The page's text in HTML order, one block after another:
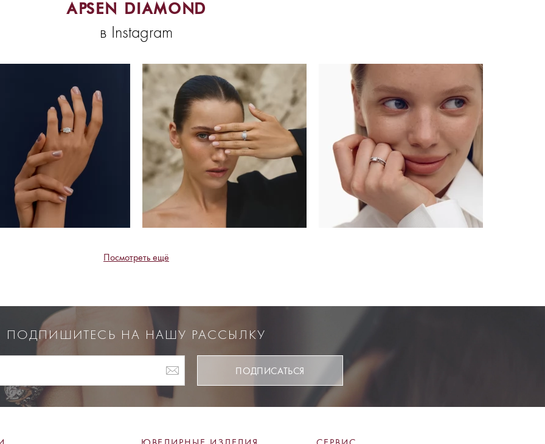
APSEN DIAMOND
в Instagram
Посмотреть ещё
ПОДПИШИТЕСЬ НА НАШУ РАССЫЛКУ
ПОДПИСАТЬСЯ